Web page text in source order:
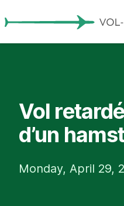
Vol
d’un
Monday, April 29,